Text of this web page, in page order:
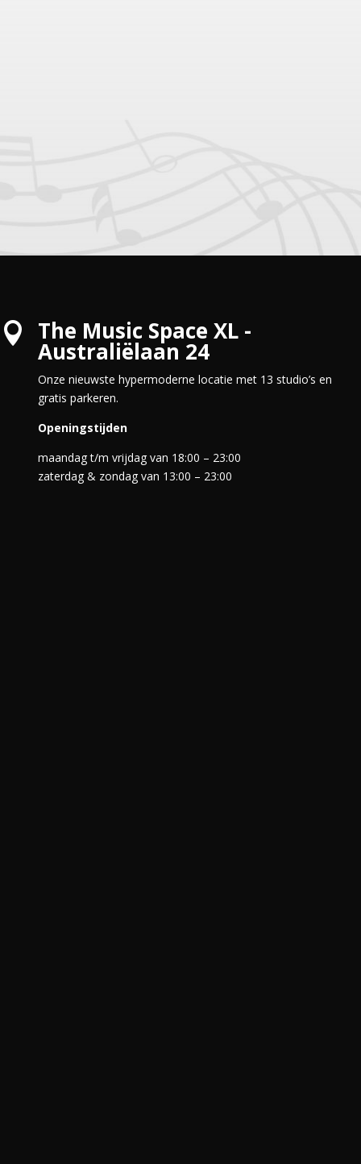
 The Music Space XL -
Australiëlaan 24
Onze nieuwste hypermoderne locatie met 13 studio’s en
gratis parkeren.
Openingstijden
maandag t/m vrijdag van 18:00 – 23:00
zaterdag & zondag van 13:00 – 23:00